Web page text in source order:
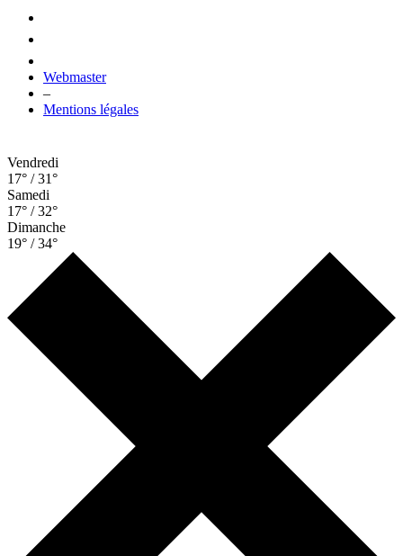
Webmaster
–
Mentions légales
Vendredi
17° / 31°
Samedi
17° / 32°
Dimanche
19° / 34°